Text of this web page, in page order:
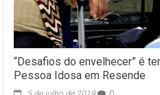
“Desafios do envelhecer” é
Pessoa Idosa em Resende